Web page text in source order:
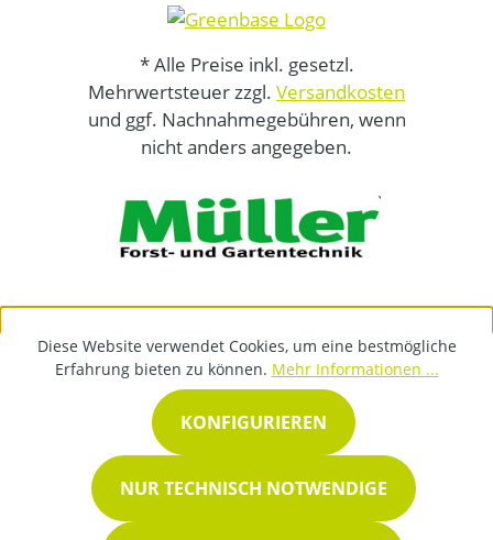
* Alle Preise inkl. gesetzl.
Mehrwertsteuer zzgl. Versandkosten
und ggf. Nachnahmegebühren, wenn
nicht anders angegeben.
Diese Website verwendet Cookies, um eine bestmögliche
Erfahrung bieten zu können. Mehr Informationen ...
NUR TECHNISCH NOTWENDIGE
KONFIGURIEREN